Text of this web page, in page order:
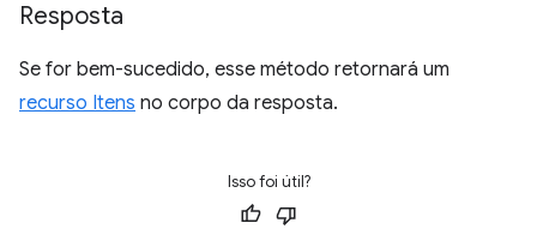
Resposta
Se for bem-sucedido, esse método retornará um
recurso Itens no corpo da resposta.
Isso foi útil?